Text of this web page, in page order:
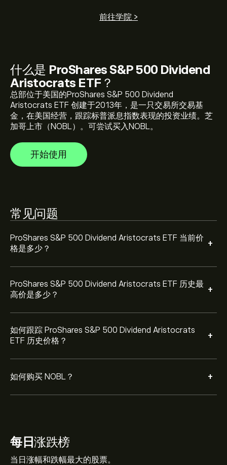
什么是 ProShares S&P 500 Dividend
Aristocrats ETF ？
总部位于美国的ProShares S&P 500 Dividend
Aristocrats ETF 创建于2013年，是一只交易所交易基
金，在美国经营，跟踪标普派息指数表现的投资业绩。芝
加哥上市（NOBL）。可尝试买入NOBL。
开始使用
前往学院 >
常见问题
ProShares S&P 500 Dividend Aristocrats ETF 当前价
格是多少？
+
ProShares S&P 500 Dividend Aristocrats ETF 历史最
高价是多少？
+
ProShares S&P 500 Dividend Aristocrats ETF 历史最高
价为 ‎$‎58.95 美元
如何跟踪 ProShares S&P 500 Dividend Aristocrats
ETF 历史价格？
+
选择 eToro 图表上的“1 天”或“1 周”时间范围，并将其缩
Aristocrats ETF 的历史价格走势。ProShares S&P 500
Dividend Aristocrats ETF 在过去一年的价格区间为
‎$‎6.83。
如何购买 NOBL？ +
如欲购买 NOBL，请访问 eToro 网站的“ProShares S&P
每日涨跌榜
当日涨幅和跌幅最大的股票。